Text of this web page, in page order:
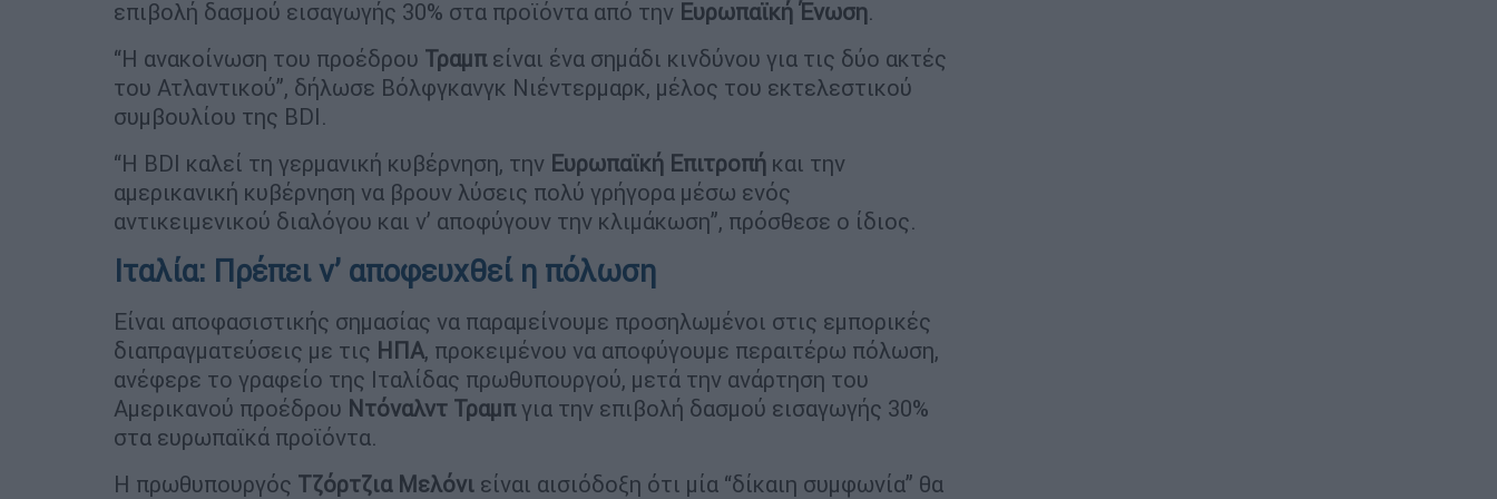
επιβολή δασμού εισαγωγής 30% στα προϊόντα από την Ευρωπαϊκή Ένωση.
“Η ανακοίνωση του προέδρου Τραμπείναι ένα σημάδι κινδύνου για τις δύο ακτές
του Ατλαντικού”, δήλωσε Βόλφγκανγκ Νιέντερμαρκ, μέλος του εκτελεστικού
συμβουλίου της BDI.
“Η BDI καλεί τη γερμανική κυβέρνηση, την Ευρωπαϊκή Επιτροπή και την
αμερικανική κυβέρνηση να βρουν λύσεις πολύ γρήγορα μέσω ενός
αντικειμενικού διαλόγου και ν’ αποφύγουν την κλιμάκωση”, πρόσθεσε ο ίδιος.
Ιταλία: Πρέπει ν’ αποφευχθεί η πόλωση
Είναι αποφασιστικής σημασίας να παραμείνουμε προσηλωμένοι στις εμπορικές
διαπραγματεύσεις με τις ΗΠΑ, προκειμένου να αποφύγουμε περαιτέρω πόλωση,
ανέφερε το γραφείο της Ιταλίδας πρωθυπουργού, μετά την ανάρτηση του
Αμερικανού προέδρου Ντόναλντ Τραμπγια την επιβολή δασμού εισαγωγής 30%
στα ευρωπαϊκά προϊόντα.
Η πρωθυπουργός Τζόρτζια Μελόνι είναι αισιόδοξη ότι μία “δίκαιη συμφωνία” θα